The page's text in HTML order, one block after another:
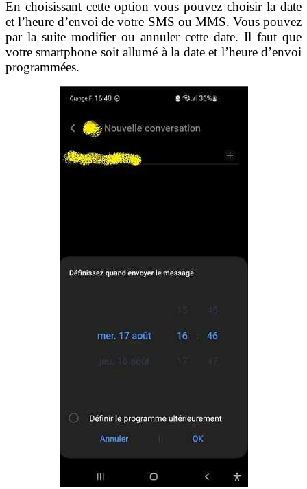
En choisissant cette option vous pouvez choisir la date
et l’heure d’envoi de votre SMS ou MMS. Vous pouvez
par la suite modifier ou annuler cette date. Il faut que
votre smartphone soit allumé à la date et l’heure d’envoi
programmées.